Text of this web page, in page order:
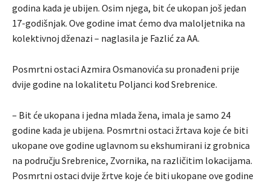
godina kada je ubijen. Osim njega, bit će ukopan još jedan
17-godišnjak. Ove godine imat ćemo dva maloljetnika na
kolektivnoj dženazi – naglasila je Fazlić za AA.
Posmrtni ostaci Azmira Osmanovića su pronađeni prije
dvije godine na lokalitetu Poljanci kod Srebrenice.
– Bit će ukopana i jedna mlada žena, imala je samo 24
godine kada je ubijena. Posmrtni ostaci žrtava koje će biti
ukopane ove godine uglavnom su ekshumirani iz grobnica
na području Srebrenice, Zvornika, na različitim lokacijama.
Posmrtni ostaci dvije žrtve koje će biti ukopane ove godine